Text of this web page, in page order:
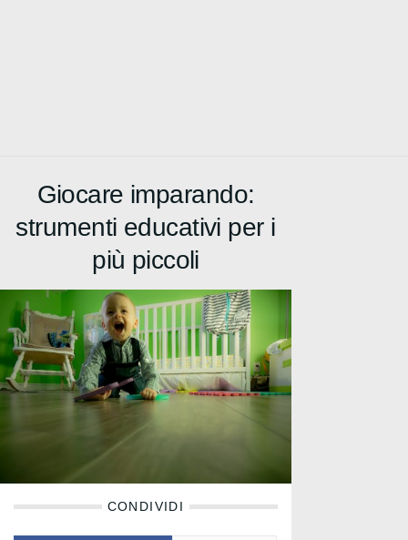
Giocare imparando:
strumenti educativi per i
più piccoli
CONDIVIDI